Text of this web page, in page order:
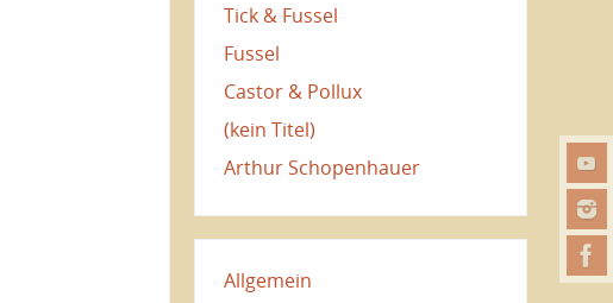
Tick & Fussel
Fussel
Castor & Pollux
(kein Titel)
Arthur Schopenhauer
Allgemein